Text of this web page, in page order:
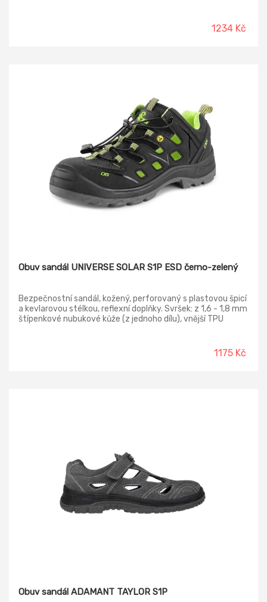
Podšívka: MESH díky své struktuře umožňuje aktivní
odvětrávání Stélka: anatomicky tvarovaná z EVA materiálu
1234 Kč
Obuv sandál UNIVERSE SOLAR S1P ESD černo-zelený
Bezpečnostní sandál, kožený, perforovaný s plastovou špicí
a kevlarovou stélkou, reflexní doplňky. Svršek: z 1,6 - 1,8 mm
štípenkové nubukové kůže (z jednoho dílu), vnější TPU
antistatická, protiskluzová Norma: EN ISO 20345:20221175 Kč
Obuv sandál ADAMANT TAYLOR S1P